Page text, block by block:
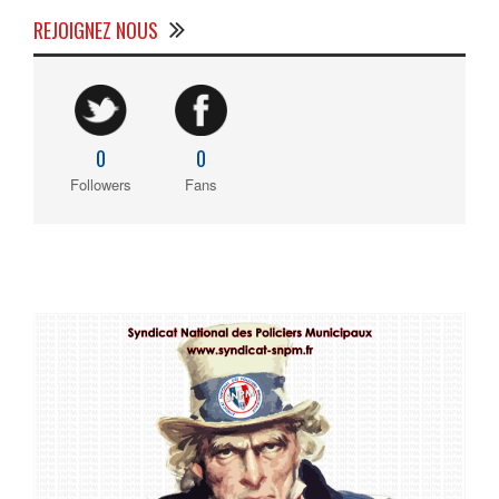
REJOIGNEZ NOUS
0
Followers
0
Fans